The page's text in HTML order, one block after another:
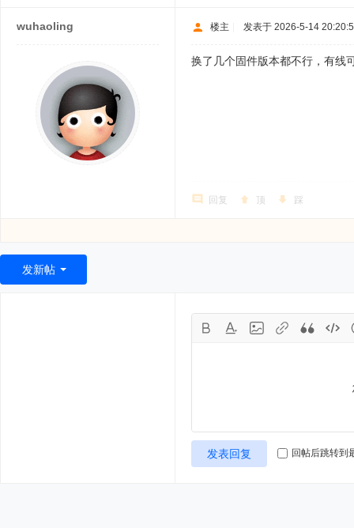
wuhaoling 楼主 发表于 2026-5-14
换了几个固件版本都不行，有线
回复 顶 踩
发新帖
发表回复 回帖后跳转到